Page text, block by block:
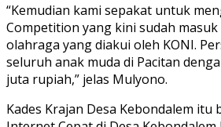
“Kemudian kami sepakat untuk
Competition yang kini sudah
olahraga yang diakui oleh KONI.
seluruh anak muda di Pacitan
juta rupiah,” jelas Mulyono.
Kades Krajan Desa Kebondalem itu